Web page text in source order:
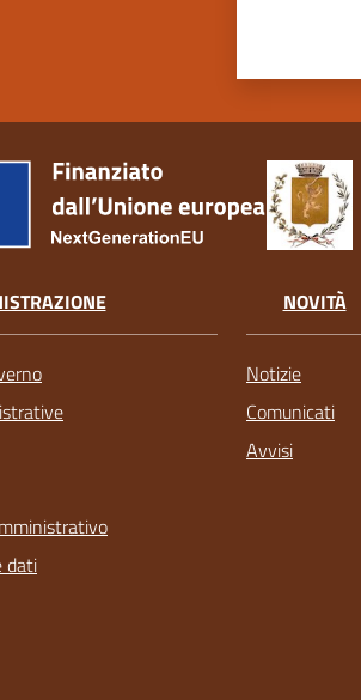
dati
NOVITÀ
Notizie
Comunicati
Avvisi